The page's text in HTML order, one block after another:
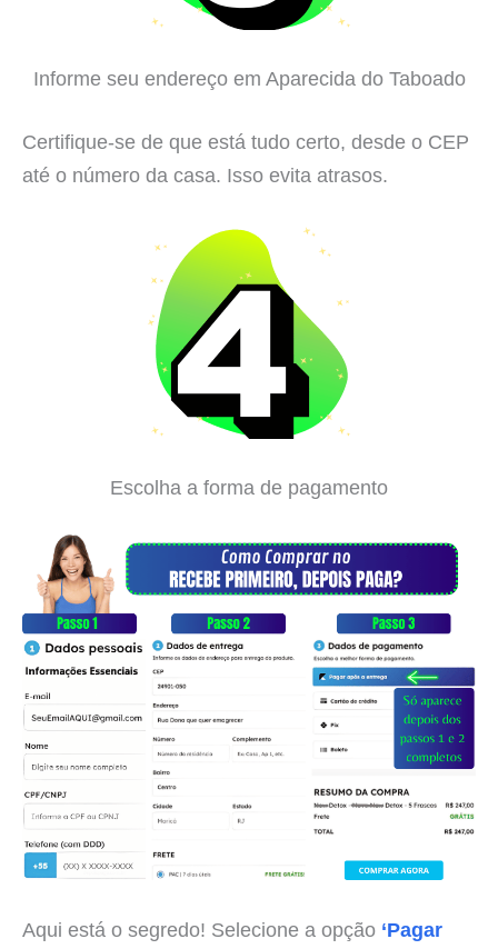
Informe seu endereço em Aparecida do Taboado
Certifique-se de que está tudo certo, desde o CEP
até o número da casa. Isso evita atrasos.
Escolha a forma de pagamento
Aqui está o segredo! Selecione a opção ‘Pagar